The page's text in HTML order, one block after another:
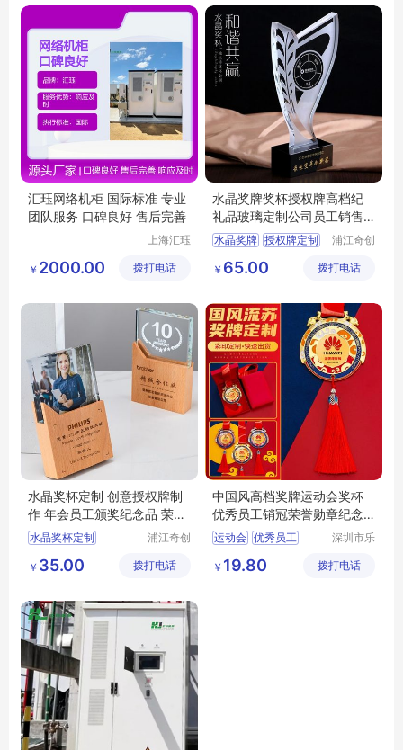
汇珏网络机柜 国际标准 专业
团队服务 口碑良好 售后完善
上海汇珏
股份有限
￥ 2000.00 拨打电话
水晶奖牌奖杯授权牌高档纪
礼品玻璃定制公司员工销售
奖品荣誉赛事
水晶奖牌 授权牌定制
公司员工奖杯
浦江奇创
限公司
￥ 65.00 拨打电话
水晶奖杯定制 创意授权牌制
作 年会员工颁奖纪念品 荣誉
奖牌
水晶奖杯定制
年会颁奖纪念品
浦江奇创
限公司
￥ 35.00 拨打电话
中国风高档奖牌运动会奖杯
优秀员工销冠荣誉勋章纪念
奖章
运动会 优秀员工
深圳市乐
技有限公
￥ 19.80 拨打电话